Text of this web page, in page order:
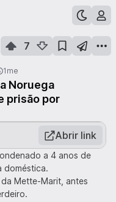
7
1me
Noruega
prisão por
Abrir link
a 4 anos de
doméstica.
Mette-Marit, antes